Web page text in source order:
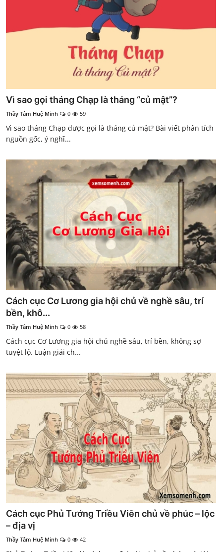
Vì sao gọi tháng Chạp là tháng “củ mật”?
Thầy Tâm Huệ Minh 0 59
Vì sao tháng Chạp được gọi là tháng củ mật? Bài viết phân tích
nguồn gốc, ý nghĩ...
Cách cục Cơ Lương gia hội chủ về nghề sâu, trí
bền, khô...
Thầy Tâm Huệ Minh 0 58
Cách cục Cơ Lương gia hội chủ nghề sâu, trí bền, không sợ
tuyệt lộ. Luận giải ch...
Cách cục Phủ Tướng Triều Viên chủ về phúc – lộc
– địa vị
Thầy Tâm Huệ Minh 0 42